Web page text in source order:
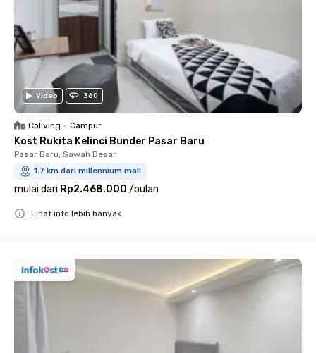
Video 360
Coliving • Campur
Kost Rukita Kelinci Bunder Pasar Baru
Pasar Baru, Sawah Besar
1.7 km dari millennium mall
mulai dari Rp2.468.000 /bulan
Lihat info lebih banyak